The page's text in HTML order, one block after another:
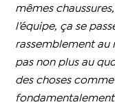
mêmes
l’équipe, ça se
rassemblement au
pas non plus au
des choses
fondamentalement